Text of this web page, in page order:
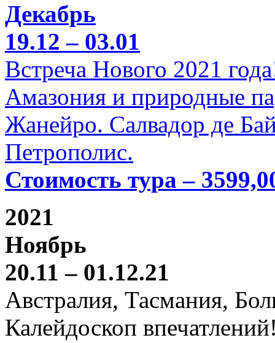
Декабрь
19.12 – 03.01
Встреча Нового 2021
Амазония и природные
Жанейро. Салвадор де
Петрополис.
Стоимость тура –
2021
Ноябрь
20.11 – 01.12.21
Австралия, Тасмания,
Калейдоскоп